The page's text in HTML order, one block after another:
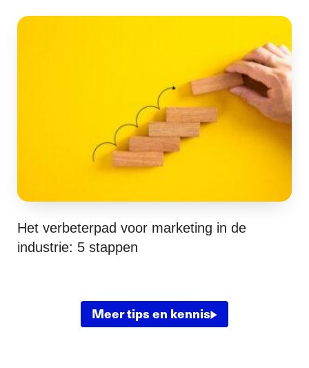
Het verbeterpad voor marketing in de
industrie: 5 stappen
Meer tips en kennis